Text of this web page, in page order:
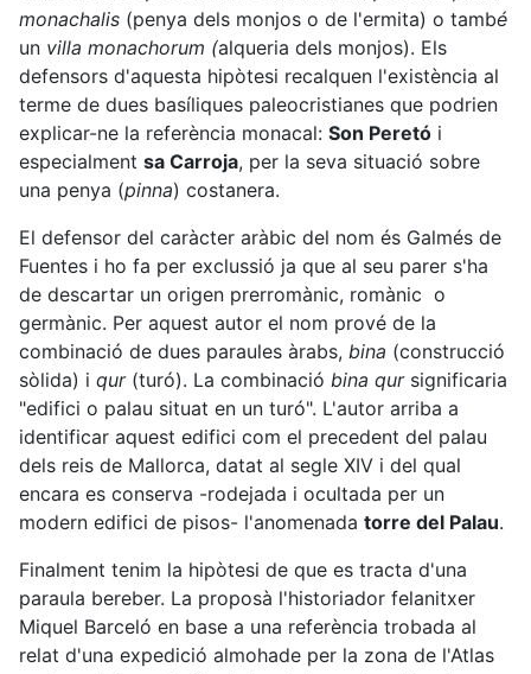
monachalis (penya dels monjos o de l'ermita) o també
un villa monachorum (alqueria dels monjos). Els
defensors d'aquesta hipòtesi recalquen l'existència al
terme de dues basíliques paleocristianes que podrien
explicar-ne la referència monacal: Son Peretó i
especialment sa Carroja, per la seva situació sobre
una penya (pinna) costanera.
El defensor del caràcter aràbic del nom és Galmés de
Fuentes i ho fa per exclussió ja que al seu parer s'ha
de descartar un origen prerromànic, romànic o
germànic. Per aquest autor el nom prové de la
combinació de dues paraules àrabs, bina (construcció
sòlida) i qur(turó). La combinació bina qursignificaria
"edifici o palau situat en un turó". L'autor arriba a
identificar aquest edifici com el precedent del palau
dels reis de Mallorca, datat al segle XIV i del qual
encara es conserva -rodejada i ocultada per un
modern edifici de pisos- l'anomenada torre del Palau.
Finalment tenim la hipòtesi de que es tracta d'una
paraula bereber. La proposà l'historiador felanitxer
Miquel Barceló en base a una referència trobada al
relat d'una expedició almohade per la zona de l'Atlas